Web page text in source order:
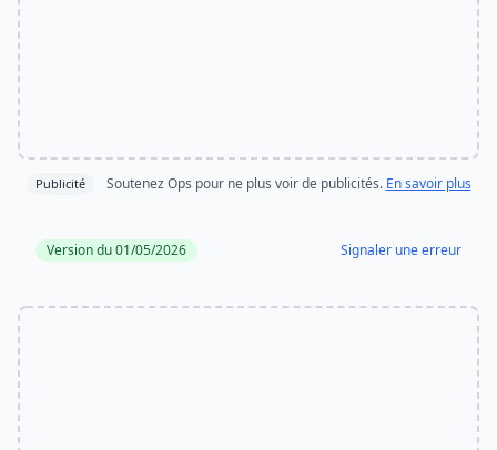
Publicité Soutenez Ops pour ne plus voir de publicités. En savoir plus
Version du 01/05/2026 Signaler une erreur